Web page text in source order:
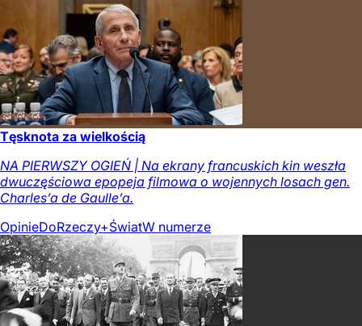
Tęsknota za wielkością
NA PIERWSZY OGIEŃ | Na ekrany francuskich kin weszła
dwuczęściowa epopeja filmowa o wojennych losach gen.
Charles’a de Gaulle’a.
OpinieDoRzeczy+ŚwiatW numerze